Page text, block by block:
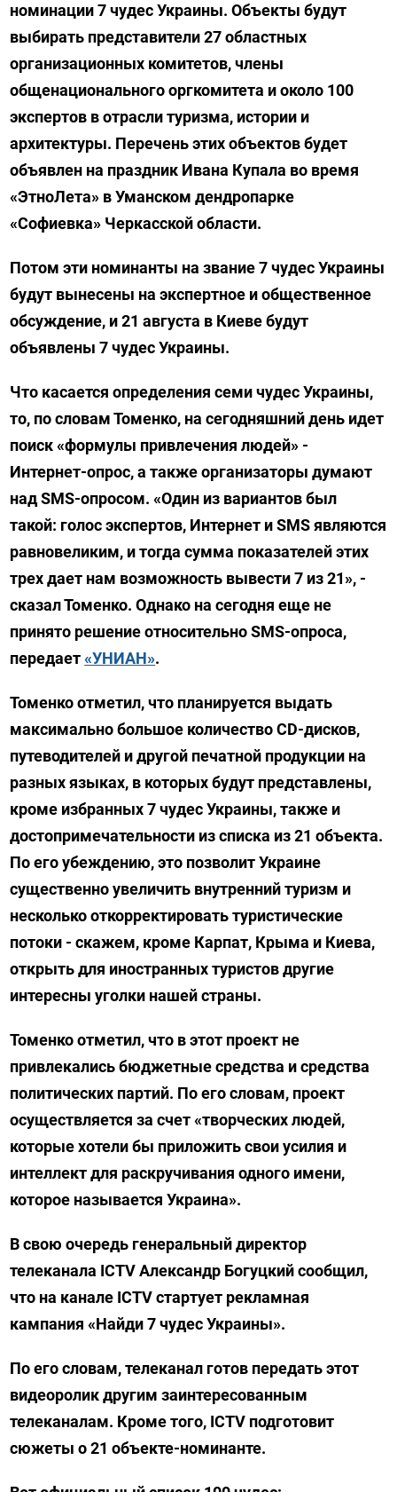
номинации 7 чудес Украины. Объекты будут
выбирать представители 27 областных
организационных комитетов, члены
общенационального оргкомитета и около 100
экспертов в отрасли туризма, истории и
архитектуры. Перечень этих объектов будет
объявлен на праздник Ивана Купала во время
«ЭтноЛета» в Уманском дендропарке
«Софиевка» Черкасской области.
Потом эти номинанты на звание 7 чудес Украины
будут вынесены на экспертное и общественное
обсуждение, и 21 августа в Киеве будут
объявлены 7 чудес Украины.
Что касается определения семи чудес Украины,
то, по словам Томенко, на сегодняшний день идет
поиск «формулы привлечения людей» -
Интернет-опрос, а также организаторы думают
над SMS-опросом. «Один из вариантов был
такой: голос экспертов, Интернет и SMS являются
равновеликим, и тогда сумма показателей этих
трех дает нам возможность вывести 7 из 21», -
сказал Томенко. Однако на сегодня еще не
принято решение относительно SMS-опроса,
передает«УНИАН».
Томенко отметил, что планируется выдать
максимально большое количество CD-дисков,
путеводителей и другой печатной продукции на
разных языках, в которых будут представлены,
кроме избранных 7 чудес Украины, также и
достопримечательности из списка из 21 объекта.
По его убеждению, это позволит Украине
существенно увеличить внутренний туризм и
несколько откорректировать туристические
потоки - скажем, кроме Карпат, Крыма и Киева,
открыть для иностранных туристов другие
интересны уголки нашей страны.
Томенко отметил, что в этот проект не
привлекались бюджетные средства и средства
политических партий. По его словам, проект
осуществляется за счет «творческих людей,
которые хотели бы приложить свои усилия и
интеллект для раскручивания одного имени,
которое называется Украина».
В свою очередь генеральный директор
телеканала ICTV Александр Богуцкий сообщил,
что на канале ICTV стартует рекламная
кампания «Найди 7 чудес Украины».
По его словам, телеканал готов передать этот
видеоролик другим заинтересованным
телеканалам. Кроме того, ICTV подготовит
сюжеты о 21 объекте-номинанте.